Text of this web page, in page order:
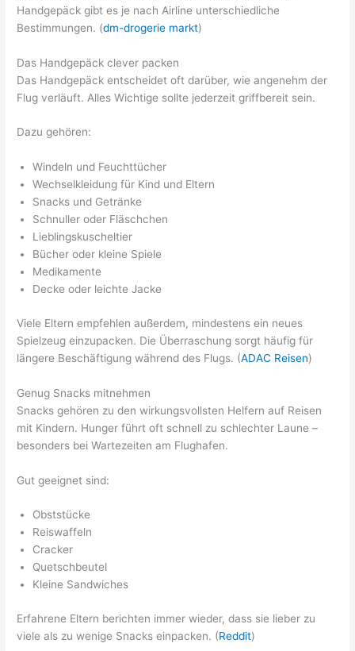
Handgepäck gibt es je nach Airline unterschiedliche
Bestimmungen. (dm-drogerie markt)
Das Handgepäck clever packen
Das Handgepäck entscheidet oft darüber, wie angenehm der
Flug verläuft. Alles Wichtige sollte jederzeit griffbereit sein.
Dazu gehören:
Windeln und Feuchttücher
Wechselkleidung für Kind und Eltern
Snacks und Getränke
Schnuller oder Fläschchen
Lieblingskuscheltier
Bücher oder kleine Spiele
Medikamente
Decke oder leichte Jacke
Viele Eltern empfehlen außerdem, mindestens ein neues
Spielzeug einzupacken. Die Überraschung sorgt häufig für
längere Beschäftigung während des Flugs. (ADAC Reisen)
Genug Snacks mitnehmen
Snacks gehören zu den wirkungsvollsten Helfern auf Reisen
mit Kindern. Hunger führt oft schnell zu schlechter Laune –
besonders bei Wartezeiten am Flughafen.
Gut geeignet sind:
Obststücke
Reiswaffeln
Cracker
Quetschbeutel
Kleine Sandwiches
Erfahrene Eltern berichten immer wieder, dass sie lieber zu
viele als zu wenige Snacks einpacken. (Reddit)